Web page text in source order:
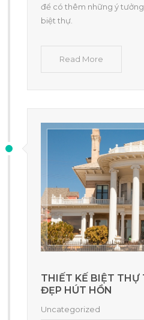
để có thêm những ý
biệt thự.
Read More
THIẾT KẾ BIỆT THỰ
ĐẸP HÚT HỒN
Uncategorized